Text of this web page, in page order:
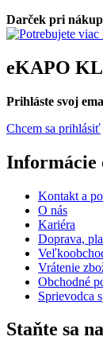
Darček pri
eKAPO
Prihláste svoj
Chcem sa prihlásiť
Informácie
Kontakt a
O nás
Kariéra
Doprava,
Vrátenie
Obchodné
Sprievodca
Staňte sa